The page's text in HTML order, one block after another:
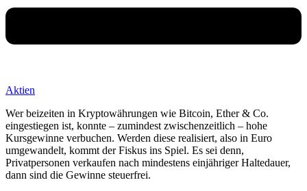
Aktien
Wer beizeiten in Kryptowährungen wie Bitcoin, Ether & Co.
eingestiegen ist, konnte – zumindest zwischenzeitlich – hohe
Kursgewinne verbuchen. Werden diese realisiert, also in Euro
umgewandelt, kommt der Fiskus ins Spiel. Es sei denn,
Privatpersonen verkaufen nach mindestens einjähriger Haltedauer,
dann sind die Gewinne steuerfrei.